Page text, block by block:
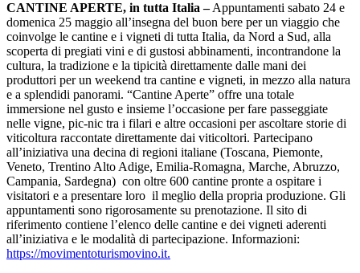
CANTINE APERTE, in tutta Italia –Appuntamenti sabato 24 e
domenica 25 maggio all’insegna del buon bere per un viaggio che
coinvolge le cantine e i vigneti di tutta Italia, da Nord a Sud, alla
scoperta di pregiati vini e di gustosi abbinamenti, incontrandone la
cultura, la tradizione e la tipicità direttamente dalle mani dei
produttori per un weekend tra cantine e vigneti, in mezzo alla natura
e a splendidi panorami. “Cantine Aperte” offre una totale
immersione nel gusto e insieme l’occasione per fare passeggiate
nelle vigne, pic-nic tra i filari e altre occasioni per ascoltare storie di
viticoltura raccontate direttamente dai viticoltori. Partecipano
all’iniziativa una decina di regioni italiane (Toscana, Piemonte,
Veneto, Trentino Alto Adige, Emilia-Romagna, Marche, Abruzzo,
Campania, Sardegna) con oltre 600 cantine pronte a ospitare i
visitatori e a presentare loro il meglio della propria produzione. Gli
appuntamenti sono rigorosamente su prenotazione. Il sito di
riferimento contiene l’elenco delle cantine e dei vigneti aderenti
all’iniziativa e le modalità di partecipazione. Informazioni:
https://movimentoturismovino.it.